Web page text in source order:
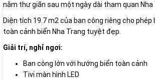
nằm thư giãn sau một ngày dài tham quan Nha
Diện tích 19.7 m2 của ban công riêng cho
toàn cảnh biển Nha Trang tuyệt đẹp.
Giải trí, nghỉ ngơi:
Ban công lớn với hướng biển toàn cảnh
Tivi màn hình LED